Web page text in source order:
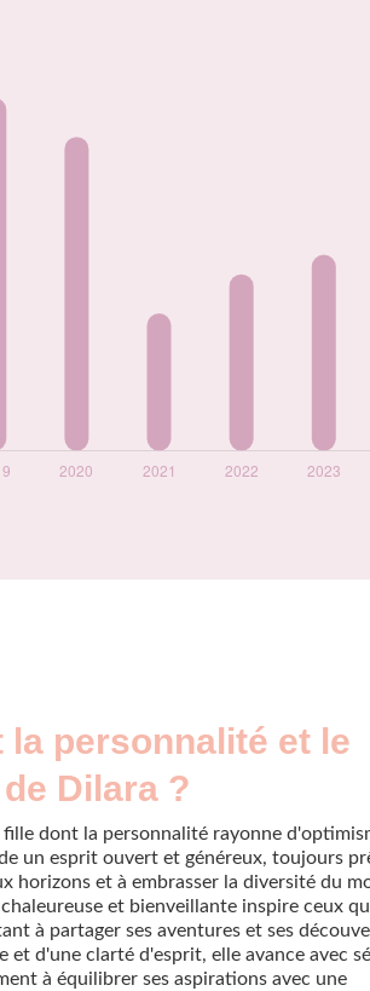
la personnalité et le
Dilara ?
fille dont la personnalité rayonne
un esprit ouvert et généreux, toujours
horizons et à embrasser la diversité du
et bienveillante inspire ceux
à partager ses aventures et ses
et d'une clarté d'esprit, elle avance avec
à équilibrer ses aspirations avec une